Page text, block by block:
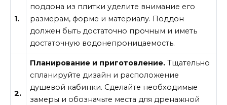
1.
поддона из плитки уделите внимание его
размерам, форме и материалу. Поддон
должен быть достаточно прочным и иметь
достаточную водонепроницаемость.
2.
Планирование и приготовление. Тщательно
спланируйте дизайн и расположение
душевой кабинки. Сделайте необходимые
замеры и обозначьте места для дренажной